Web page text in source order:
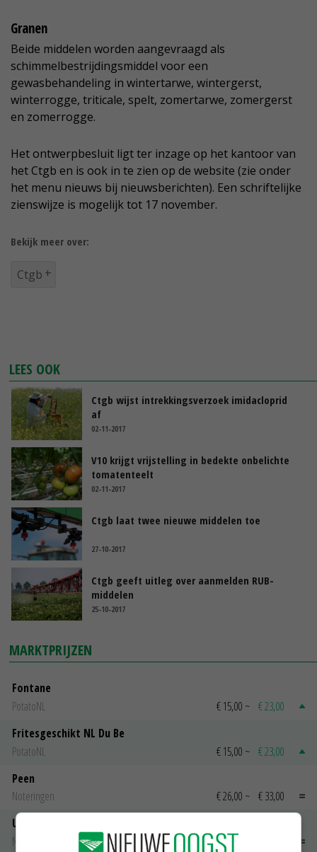
Granen
Beide middelen worden aangevraagd als
schimmelbestrijdingsmiddel voor een
gewasbehandeling in wintertarwe, wintergerst,
winterrogge, triticale, spelt, zomertarwe, zomergerst
en zomerrogge.
Het ontwerpbesluit ligt ter inzage op het kantoor van
het Ctgb en is ook in te zien op de website (zie onder
het menu nieuws bij nieuwsberichten). Een schriftelijke
zienswijze is mogelijk tot 17 november.
Bekijk meer over:
Ctgb
LEES OOK
Ctgb wijst intrekkingsverzoek imidacloprid
af
02-11-2017
V10 krijgt vrijstelling in bedekte onbelichte
tomatenteelt
02-11-2017
Ctgb laat twee nieuwe middelen toe
27-10-2017
Ctgb geeft uitleg over aanmelden RUB-
middelen
25-10-2017
MARKTPRIJZEN
Fontane
PotatoNL
€ 15,00 ~ € 23,00
Fritesgeschikt NL Du Be
PotatoNL
€ 15,00 ~ € 23,00
Peen
Noteringen
€ 26,00 ~ € 33,00
Uien Middenmeer Geel 30-60% grof
Noteringen
€ 0,00